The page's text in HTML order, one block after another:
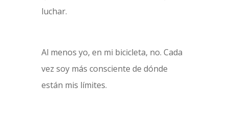
luchar.
Al menos yo, en mi bicicleta, no. Cada
vez soy más consciente de dónde
están mis límites.